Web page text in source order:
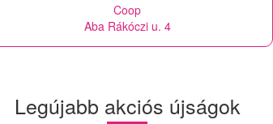
Coop
Aba Rákóczi u. 4
Legújabb akciós újságok